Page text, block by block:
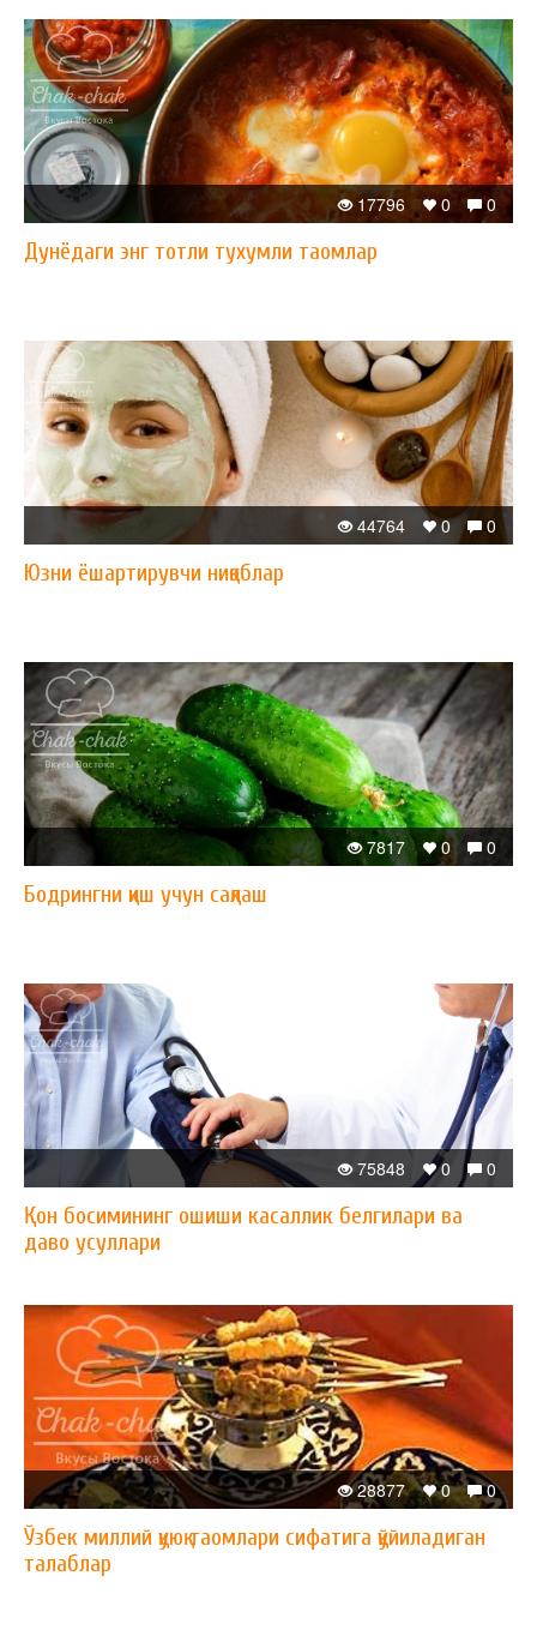
0
0
17796
Дунёдаги энг тотли тухумли таомлар
0
0
44764
Юзни ёшартирувчи ниқоблар
0
0
7817
Бодрингни қиш учун сақлаш
0
0
75848
Қон босимининг ошиши касаллик белгилари ва
даво усуллари
0
0
28877
Ўзбек миллий қуюқ таомлари сифатига қўйиладиган
талаблар